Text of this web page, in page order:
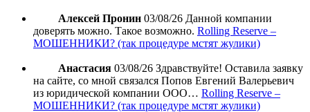
Алексей Пронин 03/08/26 Данной компании
доверять можно. Такое возможно. Rolling Reserve –
МОШЕННИКИ? (так процедуре мстят жулики)
Анастасия 03/08/26 Здравствуйте! Оставила заявку
на сайте, со мной связался Попов Евгений Валерьевич
из юридической компании ООО… Rolling Reserve –
МОШЕННИКИ? (так процедуре мстят жулики)